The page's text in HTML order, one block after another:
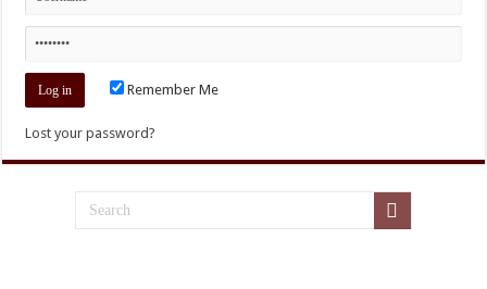
Remember Me
Lost your password?